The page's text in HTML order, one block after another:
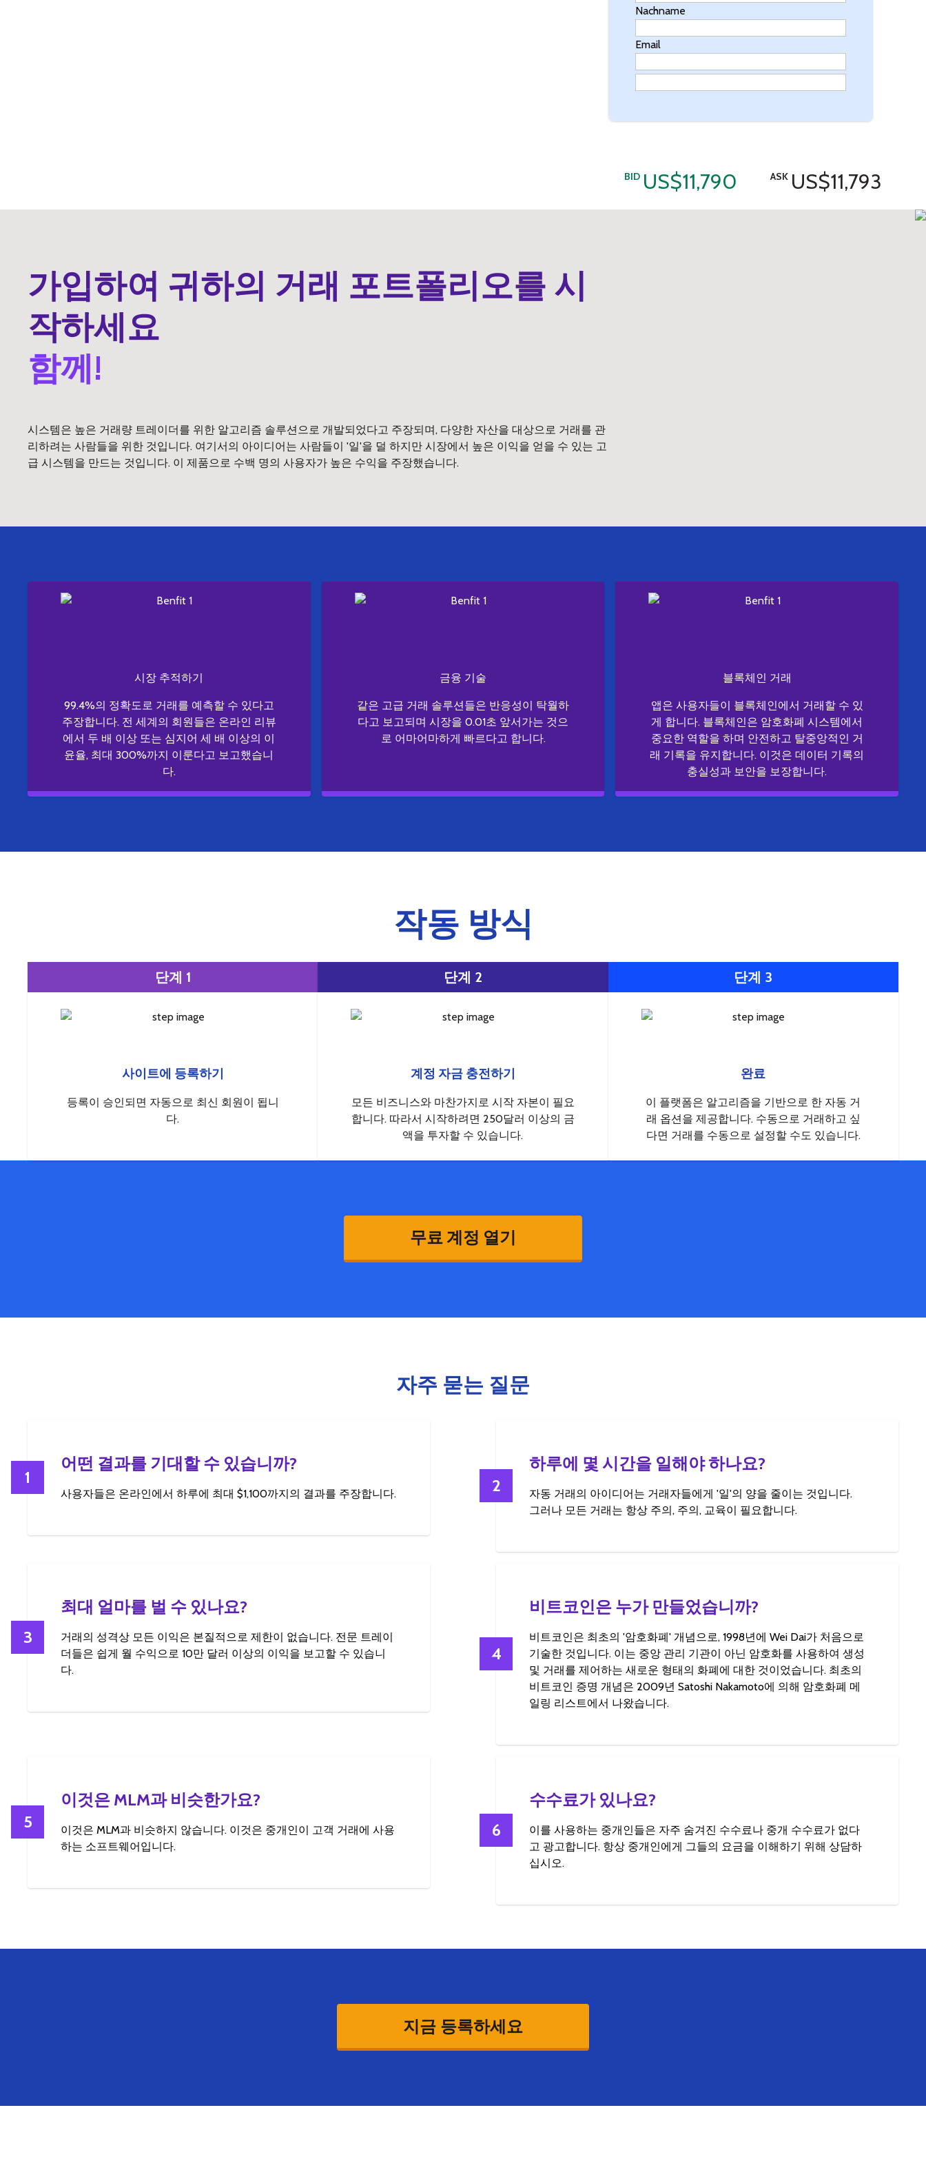
Nachname
Email
BID US$11,790 ASK US$11,793
가입하여 귀하의 거래 포트폴리오를 시
작하세요
함께!
시스템은 높은 거래량 트레이더를 위한 알고리즘 솔루션으로 개발되었다고 주장되며, 다양한 자산을 대상으로 거래를 관
리하려는 사람들을 위한 것입니다. 여기서의 아이디어는 사람들이 '일'을 덜 하지만 시장에서 높은 이익을 얻을 수 있는 고
급 시스템을 만드는 것입니다. 이 제품으로 수백 명의 사용자가 높은 수익을 주장했습니다.
시장 추적하기
99.4%의 정확도로 거래를 예측할 수 있다고
주장합니다. 전 세계의 회원들은 온라인 리뷰
에서 두 배 이상 또는 심지어 세 배 이상의 이
윤율, 최대 300%까지 이룬다고 보고했습니
다.
금융 기술
같은 고급 거래 솔루션들은 반응성이 탁월하
다고 보고되며 시장을 0.01초 앞서가는 것으
로 어마어마하게 빠르다고 합니다.
블록체인 거래
앱은 사용자들이 블록체인에서 거래할 수 있
게 합니다. 블록체인은 암호화폐 시스템에서
중요한 역할을 하며 안전하고 탈중앙적인 거
래 기록을 유지합니다. 이것은 데이터 기록의
충실성과 보안을 보장합니다.
작동 방식
단계 1
사이트에 등록하기
등록이 승인되면 자동으로 최신 회원이 됩니
다.
단계 2
계정 자금 충전하기
모든 비즈니스와 마찬가지로 시작 자본이 필요
합니다. 따라서 시작하려면 250달러 이상의 금
액을 투자할 수 있습니다.
단계 3
완료
이 플랫폼은 알고리즘을 기반으로 한 자동 거
래 옵션을 제공합니다. 수동으로 거래하고 싶
다면 거래를 수동으로 설정할 수도 있습니다.
무료 계정 열기
자주 묻는 질문
1
어떤 결과를 기대할 수 있습니까?
사용자들은 온라인에서 하루에 최대 $1,100까지의 결과를 주장합니다. 2
하루에 몇 시간을 일해야 하나요?
자동 거래의 아이디어는 거래자들에게 '일'의 양을 줄이는 것입니다.
그러나 모든 거래는 항상 주의, 주의, 교육이 필요합니다.
3
최대 얼마를 벌 수 있나요?
거래의 성격상 모든 이익은 본질적으로 제한이 없습니다. 전문 트레이
더들은 쉽게 월 수익으로 10만 달러 이상의 이익을 보고할 수 있습니
다.
4
비트코인은 누가 만들었습니까?
비트코인은 최초의 '암호화폐' 개념으로, 1998년에 Wei Dai가 처음으로
기술한 것입니다. 이는 중앙 관리 기관이 아닌 암호화를 사용하여 생성
및 거래를 제어하는 새로운 형태의 화폐에 대한 것이었습니다. 최초의
비트코인 증명 개념은 2009년 Satoshi Nakamoto에 의해 암호화폐 메
일링 리스트에서 나왔습니다.
5
이것은 MLM과 비슷한가요?
이것은 MLM과 비슷하지 않습니다. 이것은 중개인이 고객 거래에 사용
하는 소프트웨어입니다.
6
수수료가 있나요?
이를 사용하는 중개인들은 자주 숨겨진 수수료나 중개 수수료가 없다
고 광고합니다. 항상 중개인에게 그들의 요금을 이해하기 위해 상담하
십시오.
지금 등록하세요